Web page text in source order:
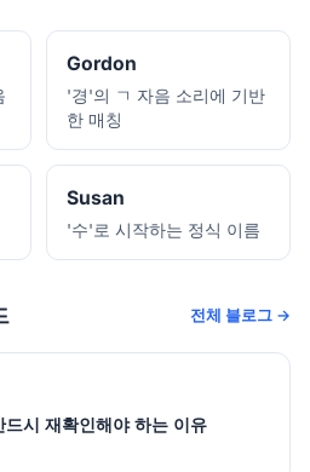
Gordon
'경'의 ㄱ 자음 소리에 기반
한 매칭
Susan
'수'로 시작하는 정식 이름
전체 블로그 →
시 재확인해야 하는 이유